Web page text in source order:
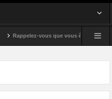
Rappelez-vous que vous êtes super !